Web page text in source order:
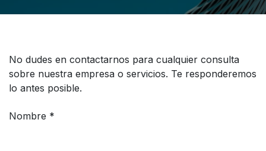
No dudes en contactarnos para cualquier consulta
sobre nuestra empresa o servicios. Te responderemos
lo antes posible.
Nombre *